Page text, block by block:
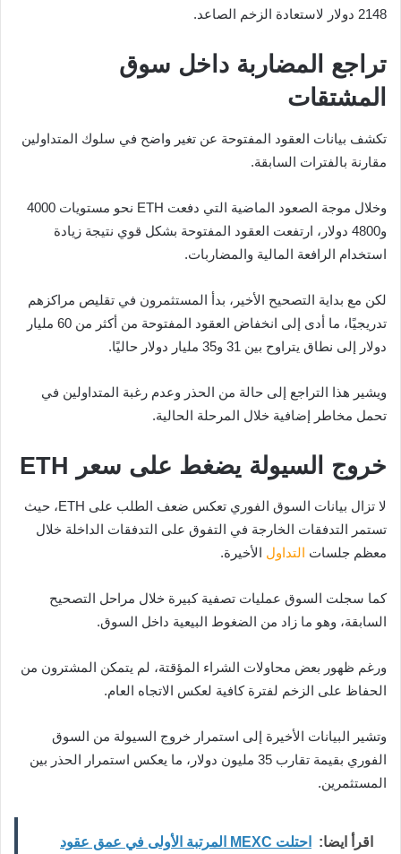
2148 دولار لاستعادة الزخم الصاعد.
تراجع المضاربة داخل سوق
المشتقات
تكشف بيانات العقود المفتوحة عن تغير واضح في سلوك المتداولين
مقارنة بالفترات السابقة.
وخلال موجة الصعود الماضية التي دفعت ETH نحو مستويات 4000
و4800 دولار، ارتفعت العقود المفتوحة بشكل قوي نتيجة زيادة
استخدام الرافعة المالية والمضاربات.
لكن مع بداية التصحيح الأخير، بدأ المستثمرون في تقليص مراكزهم
تدريجيًا، ما أدى إلى انخفاض العقود المفتوحة من أكثر من 60 مليار
دولار إلى نطاق يتراوح بين 31 و35 مليار دولار حاليًا.
ويشير هذا التراجع إلى حالة من الحذر وعدم رغبة المتداولين في
تحمل مخاطر إضافية خلال المرحلة الحالية.
خروج السيولة يضغط على سعر ETH
لا تزال بيانات السوق الفوري تعكس ضعف الطلب على ETH، حيث
تستمر التدفقات الخارجة في التفوق على التدفقات الداخلة خلال
معظم جلسات التداول الأخيرة.
كما سجلت السوق عمليات تصفية كبيرة خلال مراحل التصحيح
السابقة، وهو ما زاد من الضغوط البيعية داخل السوق.
ورغم ظهور بعض محاولات الشراء المؤقتة، لم يتمكن المشترون من
الحفاظ على الزخم لفترة كافية لعكس الاتجاه العام.
وتشير البيانات الأخيرة إلى استمرار خروج السيولة من السوق
الفوري بقيمة تقارب 35 مليون دولار، ما يعكس استمرار الحذر بين
المستثمرين.
اقرأ ايضا:
احتلت MEXC المرتبة الأولى في عمق عقود